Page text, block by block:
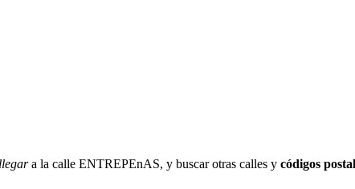
a la calle ENTREPEnAS, y buscar otras calles y códigos